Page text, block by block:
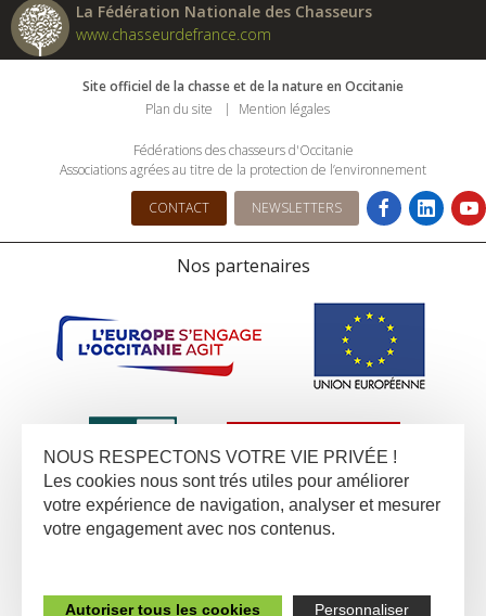
La Fédération Nationale des Chasseurs
www.chasseurdefrance.com
Site officiel de la chasse et de la nature en Occitanie
Plan du site
Mention légales
Fédérations des chasseurs d'Occitanie
Associations agrées au titre de la protection de l’environnement
CONTACT NEWSLETTERS
Nos partenaires
NOUS RESPECTONS VOTRE VIE PRIVÉE !
Les cookies nous sont trés utiles pour améliorer
votre expérience de navigation, analyser et mesurer
votre engagement avec nos contenus.
Autoriser tous les cookies Personnaliser